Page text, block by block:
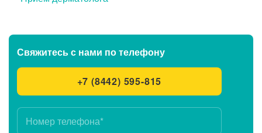
Свяжитесь с нами по телефону
+7 (8442) 595-815